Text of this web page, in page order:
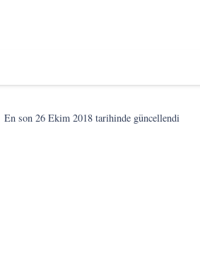
En son26 Ekim 2018 tarihinde güncellendi